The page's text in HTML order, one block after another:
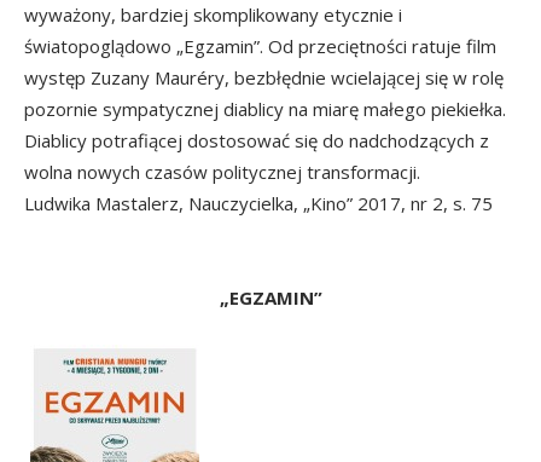
wyważony, bardziej skomplikowany etycznie i
światopoglądowo „Egzamin”. Od przeciętności ratuje film
występ Zuzany Mauréry, bezbłędnie wcielającej się w rolę
pozornie sympatycznej diablicy na miarę małego piekiełka.
Diablicy potrafiącej dostosować się do nadchodzących z
wolna nowych czasów politycznej transformacji.
Ludwika Mastalerz, Nauczycielka, „Kino” 2017, nr 2, s. 75
„EGZAMIN”